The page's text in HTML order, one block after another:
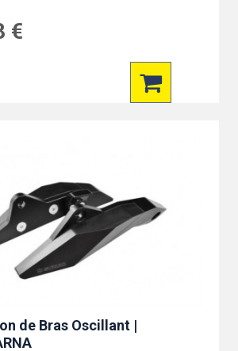
€
de Bras Oscillant |